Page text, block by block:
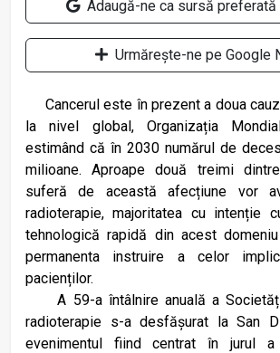
Adaugă-ne ca sursă preferată
Urmărește-ne pe Google
Cancerul este în prezent a doua
la nivel global, Organizația
estimând că în 2030 numărul de
milioane. Aproape două treimi
suferă de această afecțiune vor
radioterapie, majoritatea cu intenție
tehnologică rapidă din acest
permanenta instruire a celor
pacienților.
A 59-a întâlnire anuală a
radioterapie s-a desfășurat la San
evenimentul fiind centrat în jurul a